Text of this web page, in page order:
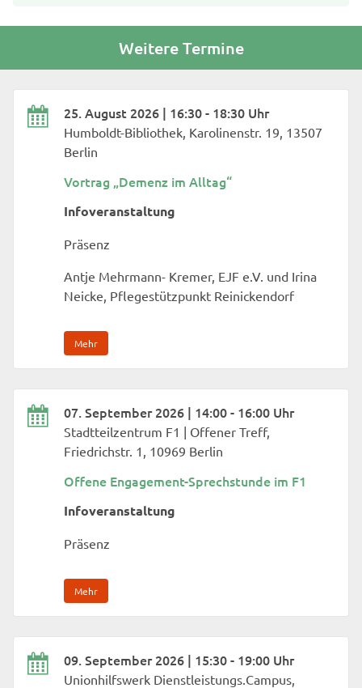
Weitere Termine
25. August 2026 | 16:30 - 18:30 Uhr
Humboldt-Bibliothek, Karolinenstr. 19, 13507
Berlin
Vortrag „Demenz im Alltag“
Infoveranstaltung
Präsenz
Antje Mehrmann- Kremer, EJF e.V. und Irina
Neicke, Pflegestützpunkt Reinickendorf
Mehr
07. September 2026 | 14:00 - 16:00 Uhr
Stadtteilzentrum F1 | Offener Treff,
Friedrichstr. 1, 10969 Berlin
Offene Engagement-Sprechstunde im F1
Infoveranstaltung
Präsenz
Mehr
09. September 2026 | 15:30 - 19:00 Uhr
Unionhilfswerk Dienstleistungs.Campus,